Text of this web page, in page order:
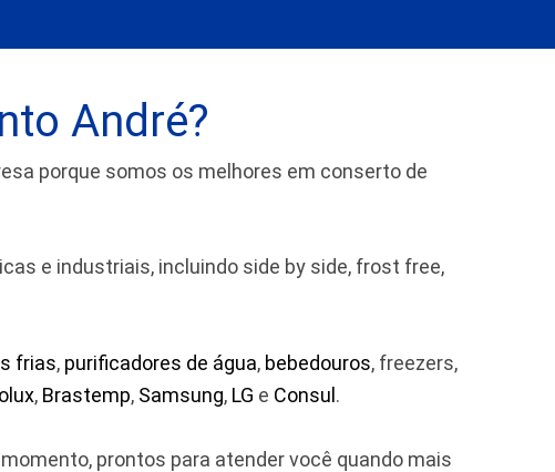
André?
porque somos os melhores em conserto de
e industriais, incluindo side by side, frost free,
frias, purificadores de água, bebedouros, freezers,
, Brastemp, Samsung, LG e Consul .
prontos para atender você quando mais